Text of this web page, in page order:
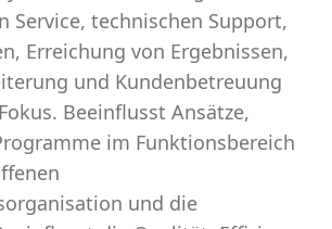
Service, technischen Support,
Erreichung von Ergebnissen,
und Kundenbetreuung
Beeinflusst Ansätze,
im Funktionsbereich
und die